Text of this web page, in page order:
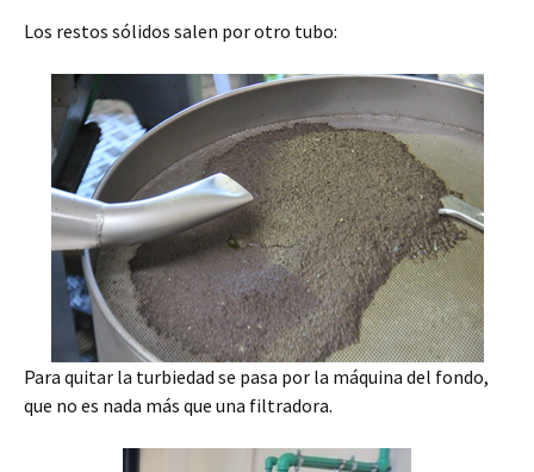
Los restos sólidos salen por otro tubo:
Para quitar la turbiedad se pasa por la máquina del fondo,
que no es nada más que una filtradora.